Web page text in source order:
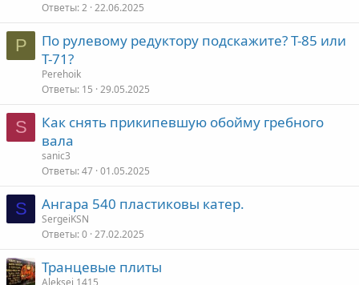
Ответы 2 22.06.2025
P
По рулевому редуктору подскажите? Т-85 или
Т-71?
Perehoik
Ответы 15 29.05.2025
S
Как снять прикипевшую обойму гребного
вала
sanic3
Ответы 47 01.05.2025
S Ангара 540 пластиковы катер.
SergeiKSN
Ответы 0 27.02.2025
Транцевые плиты
Aleksei 1415